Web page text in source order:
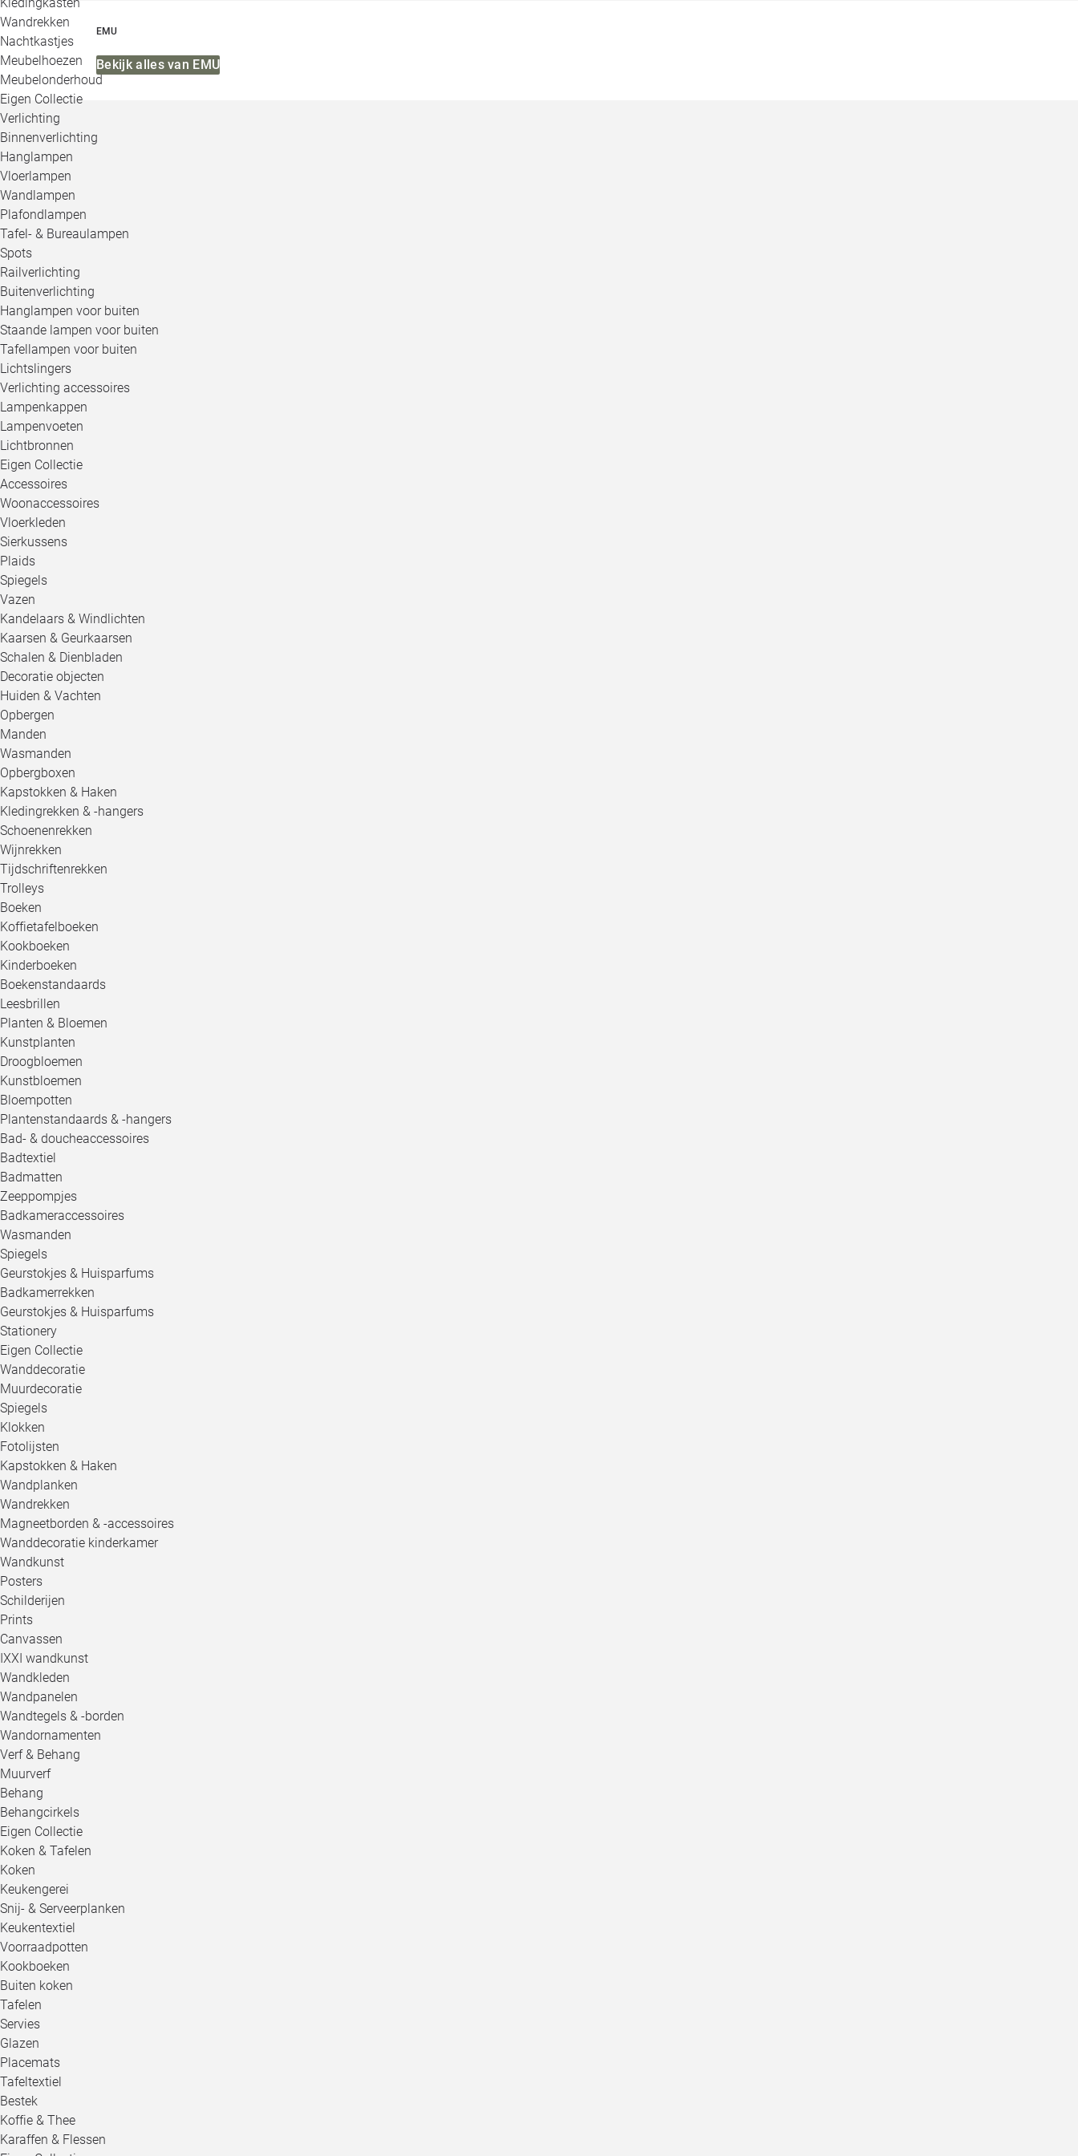
Wandrekken
Nachtkastjes
Meubelhoezen
Meubelonderhoud
Eigen Collectie
Verlichting
Binnenverlichting
Hanglampen
Vloerlampen
Wandlampen
Plafondlampen
Tafel- & Bureaulampen
Spots
Railverlichting
Buitenverlichting
Hanglampen voor buiten
Staande lampen voor buiten
Tafellampen voor buiten
Lichtslingers
Verlichting accessoires
Lampenkappen
Lampenvoeten
Lichtbronnen
Eigen Collectie
Accessoires
Woonaccessoires
Vloerkleden
Sierkussens
Plaids
Spiegels
Vazen
Kandelaars & Windlichten
Kaarsen & Geurkaarsen
Schalen & Dienbladen
Decoratie objecten
Huiden & Vachten
Opbergen
Manden
Wasmanden
Opbergboxen
Kapstokken & Haken
Kledingrekken & -hangers
Schoenenrekken
Wijnrekken
Tijdschriftenrekken
Trolleys
Boeken
Koffietafelboeken
Kookboeken
Kinderboeken
Boekenstandaards
Leesbrillen
Planten & Bloemen
Kunstplanten
Droogbloemen
Kunstbloemen
Bloempotten
Plantenstandaards & -hangers
Bad- & doucheaccessoires
Badtextiel
Badmatten
Zeeppompjes
Badkameraccessoires
Wasmanden
Spiegels
Geurstokjes & Huisparfums
Badkamerrekken
Geurstokjes & Huisparfums
Stationery
Eigen Collectie
Wanddecoratie
Muurdecoratie
Spiegels
Klokken
Fotolijsten
Kapstokken & Haken
Wandplanken
Wandrekken
Magneetborden & -accessoires
Wanddecoratie kinderkamer
Wandkunst
Posters
Schilderijen
Prints
Canvassen
IXXI wandkunst
Wandkleden
Wandpanelen
Wandtegels & -borden
Wandornamenten
Verf & Behang
Muurverf
Behang
Behangcirkels
Eigen Collectie
Koken & Tafelen
Koken
Keukengerei
Snij- & Serveerplanken
Keukentextiel
Voorraadpotten
Kookboeken
Buiten koken
Tafelen
Servies
Glazen
Placemats
Tafeltextiel
Bestek
Koffie & Thee
Karaffen & Flessen
EMU
Bekijk alles van EMU